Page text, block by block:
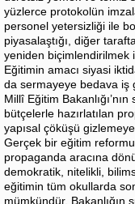
yüzlerce protokolün
personel yetersizliği ile
piyasalaştığı, diğer
yeniden biçimlendirilmek
Eğitimin amacı siyasi
da sermayeye bedava iş
Millî Eğitim
bütçelerle hazırlatılan
yapısal çöküşü
Gerçek bir eğitim
propaganda aracına
demokratik, nitelikli,
eğitimin tüm okullarda
mümkündür. Bakanlığın